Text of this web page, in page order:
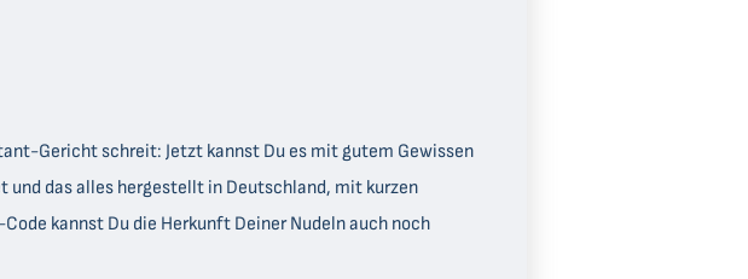
Gericht schreit: Jetzt kannst Du es mit gutem Gewissen
das alles hergestellt in Deutschland, mit kurzen
kannst Du die Herkunft Deiner Nudeln auch noch